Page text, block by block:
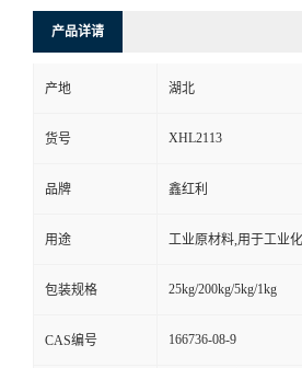
产品详请
产地 湖北
货号 XHL2113
品牌 鑫红利
用途 工业原材料,用于工业
包装规格 25kg/200kg/5kg/1kg
CAS编号 166736-08-9